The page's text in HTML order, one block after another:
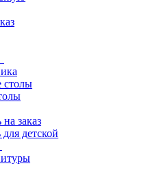
столы
заказ
детской